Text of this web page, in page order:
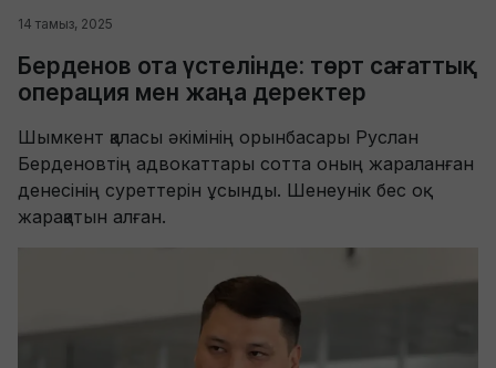
14 тамыз, 2025
Берденов ота үстелінде: төрт сағаттық
операция мен жаңа деректер
Шымкент қаласы әкімінің орынбасары Руслан
Берденовтің адвокаттары сотта оның жараланған
денесінің суреттерін ұсынды. Шенеунік бес оқ
жарақатын алған.